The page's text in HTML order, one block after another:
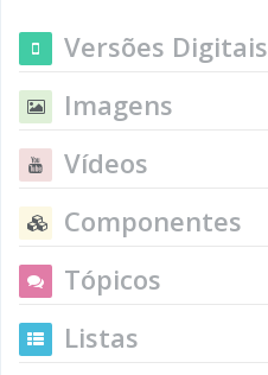
Versões Digitais
Imagens
Vídeos
Componentes
Tópicos
Listas